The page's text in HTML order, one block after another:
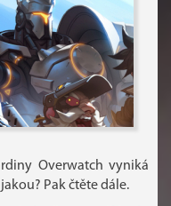
Overwatch vyniká
Pak čtěte dále.